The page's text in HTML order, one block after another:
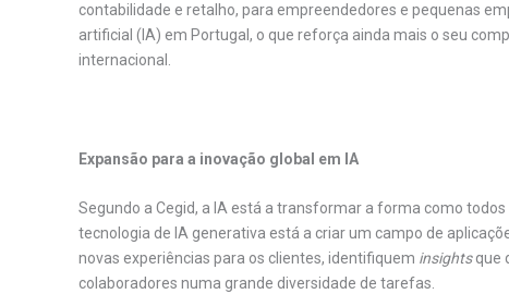
contabilidade e retalho, para empreendedores e pequenas
artificial (IA) em Portugal, o que reforça ainda mais o seu
internacional.
Expansão para a inovação global em IA
Segundo a Cegid, a IA está a transformar a forma como
tecnologia de IA generativa está a criar um campo de
novas experiências para os clientes, identifiquem insightsque
colaboradores numa grande diversidade de tarefas.